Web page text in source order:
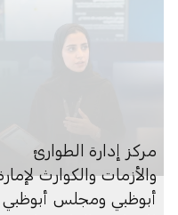
مركز إدارة الطوارئ
والأزمات والكوارث لإمارة
أبوظبي ومجلس أبوظبي